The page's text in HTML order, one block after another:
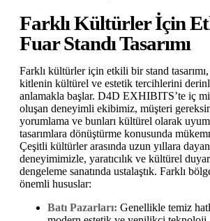
Farklı Kültürler İçin
Fuar Standı Tasarımı
Farklı kültürler için etkili bir stand
kitlenin kültürel ve estetik tercihlerini
anlamakla başlar. D4D EXHIBITS’te iç
oluşan deneyimli ekibimiz, müşteri
yorumlama ve bunları kültürel olarak
tasarımlara dönüştürme konusunda
Çeşitli kültürler arasında uzun yıllara
deneyimimizle, yaratıcılık ve kültürel
dengeleme sanatında ustalaştık. Farklı
önemli hususlar:
Batı Pazarları: Genellikle temiz